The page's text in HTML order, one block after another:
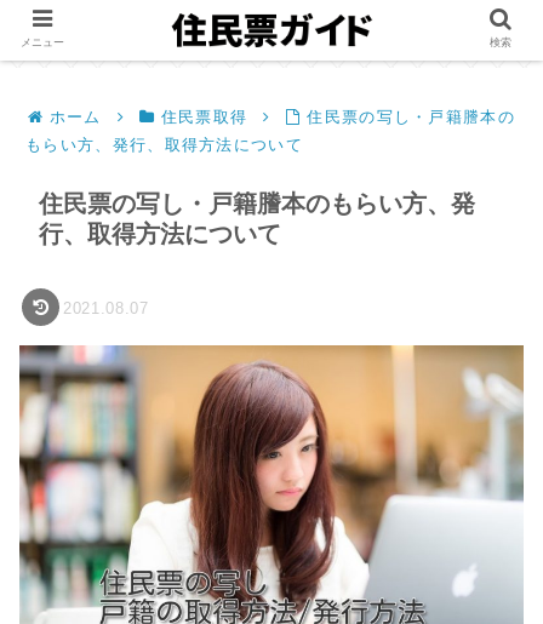
ホーム 住民票取得
住民票の写し・戸籍謄本の
もらい方、発行、取得方法について
住民票の写し・戸籍謄本のもらい方、発
行、取得方法について
2021.08.07
メニュー 検索